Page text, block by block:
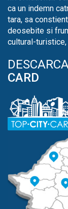
ca un indemn
tara, sa
deosebite si
cultural-
CARD